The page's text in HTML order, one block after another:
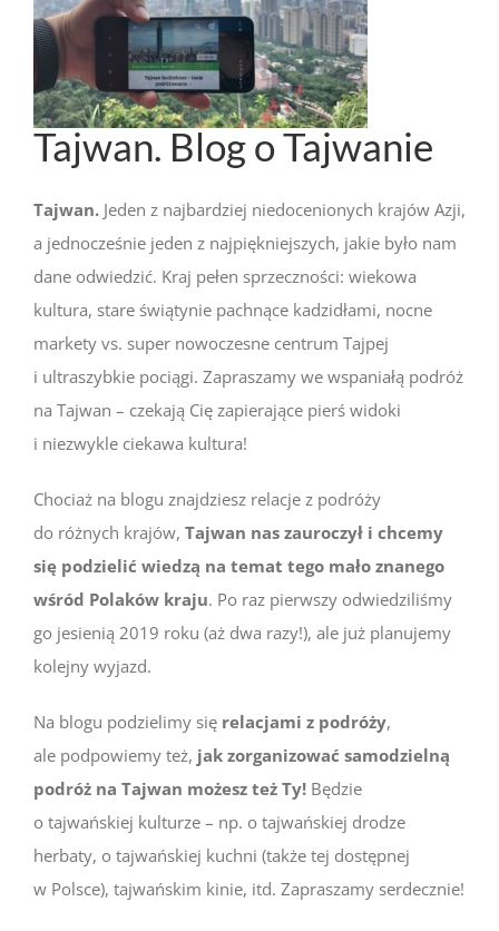
Tajwan. Blog o Tajwanie
Tajwan. Jeden z najbardziej niedocenionych krajów Azji,
a jednocześnie jeden z najpiękniejszych, jakie było nam
dane odwiedzić. Kraj pełen sprzeczności: wiekowa
kultura, stare świątynie pachnące kadzidłami, nocne
markety vs. super nowoczesne centrum Tajpej
i ultraszybkie pociągi. Zapraszamy we wspaniałą podróż
na Tajwan – czekają Cię zapierające pierś widoki
i niezwykle ciekawa kultura!
Chociaż na blogu znajdziesz relacje z podróży
do różnych krajów, Tajwan nas zauroczył i chcemy
się podzielić wiedzą na temat tego mało znanego
wśród Polaków kraju. Po raz pierwszy odwiedziliśmy
go jesienią 2019 roku (aż dwa razy!), ale już planujemy
kolejny wyjazd.
Na blogu podzielimy się relacjami z podróży,
ale podpowiemy też, jak zorganizować samodzielną
podróż na Tajwan możesz też Ty! Będzie
o tajwańskiej kulturze – np. o tajwańskiej drodze
herbaty, o tajwańskiej kuchni (także tej dostępnej
w Polsce), tajwańskim kinie, itd. Zapraszamy serdecznie!